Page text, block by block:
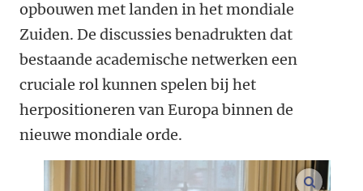
opbouwen met landen in het mondiale
Zuiden. De discussies benadrukten dat
bestaande academische netwerken een
cruciale rol kunnen spelen bij het
herpositioneren van Europa binnen de
nieuwe mondiale orde.